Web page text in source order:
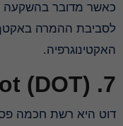
כאשר מדובר בהשקעה
לסביבת ההמרה
האקטינוגרפיה.
7. Polkadot (DOT)
דוט היא רשת חכמה